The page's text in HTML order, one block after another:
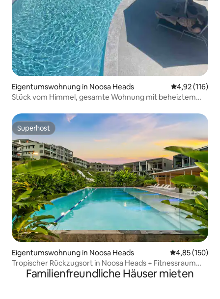
Eigentumswohnung in Noosa Heads
4,92 (116)
Stück vom Himmel, gesamte Wohnung mit beheiztem
Superhost
Superhost
Eigentumswohnung in Noosa Heads
4,85 (150)
Tropischer Rückzugsort in Noosa Heads + Fitnessraum
und Pool vor Ort
Familienfreundliche Häuser mieten